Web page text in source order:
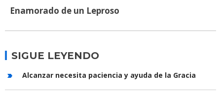
Enamorado de un Leproso
SIGUE LEYENDO
Alcanzar necesita paciencia y ayuda de la Gracia